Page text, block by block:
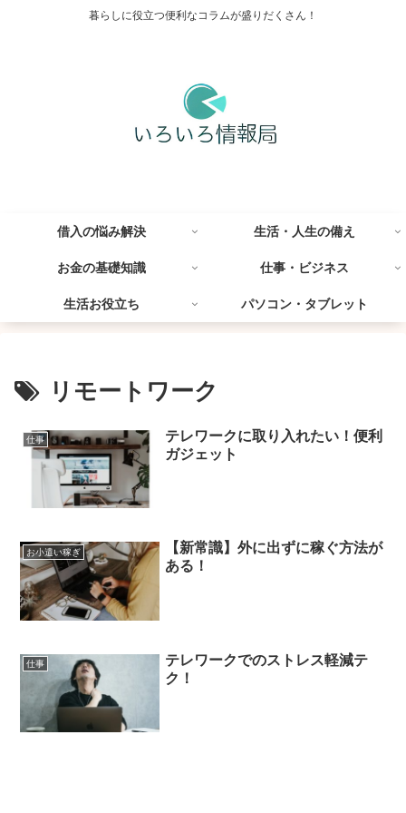
暮らしに役立つ便利なコラムが盛りだくさん！
借入の悩み解決 生活・人生の備え
お金の基礎知識 仕事・ビジネス
生活お役立ち パソコン・タブレット
リモートワーク
仕事
テレワークに取り入れたい！便利
ガジェット
お小遣い稼ぎ
【新常識】外に出ずに稼ぐ方法が
ある！
仕事
テレワークでのストレス軽減テ
ク！